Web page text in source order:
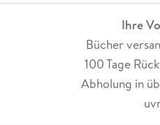
Ihre
Bücher
100 Tage
Abholung in